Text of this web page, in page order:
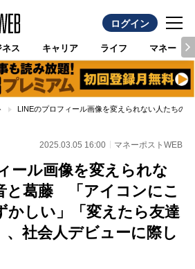
ログイン
ネス キャリア ライフ マネー
LINEのプロフィール画像を変えられない人たち
2025.03.05 16:00 マネーポストWEB
ール画像を変えられな
と葛藤 「アイコンにこ
かしい」「変えたら友達
、社会人デビューに際し